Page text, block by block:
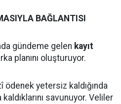
BAĞLANTISI
gündeme gelen kayıt
planını oluşturuyor.
yetersiz kaldığında
savunuyor. Veliler